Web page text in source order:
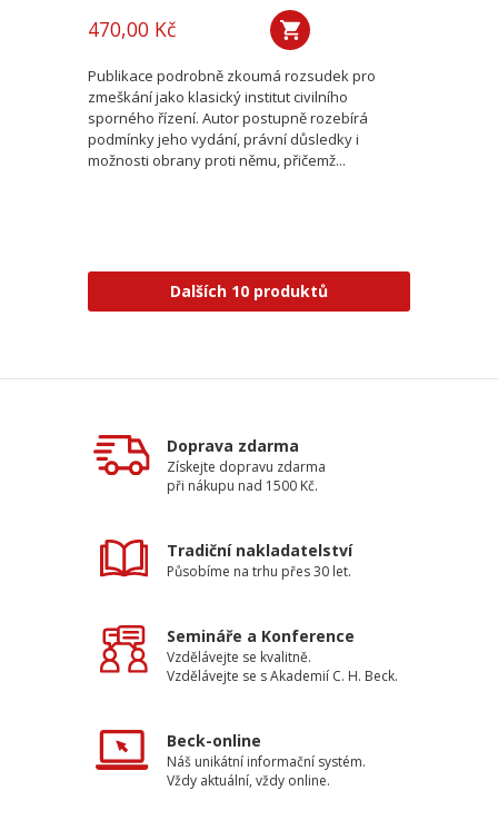
470,00 Kč
Publikace podrobně zkoumá rozsudek pro
zmeškání jako klasický institut civilního
sporného řízení. Autor postupně rozebírá
podmínky jeho vydání, právní důsledky i
možnosti obrany proti němu, přičemž...
Dalších 10 produktů
Doprava zdarma
Získejte dopravu zdarma
při nákupu nad 1500 Kč.
Tradiční nakladatelství
Působíme na trhu přes 30 let.
Semináře a Konference
Vzdělávejte se kvalitně.
Vzdělávejte se s Akademií C. H. Beck.
Beck-online
Náš unikátní informační systém.
Vždy aktuální, vždy online.